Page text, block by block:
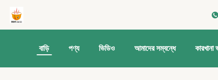
বাড়ি পণ্য ভিডিও আমাদের সম্বন্ধে কারখানা